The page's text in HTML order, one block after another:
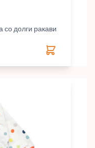
со долги ракави